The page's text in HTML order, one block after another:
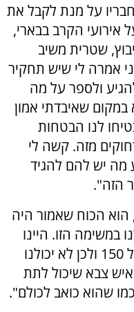
על מנת לקבל את
הקרב בבארי,
שטרית משיב
אמרה לי שיש תחקיר
ולספר על מה
שאיבדתי אמון
לנו הבטחות
מזה. קשה לי
מה יש להם להגיד
הזה".
הכוח שאמור היה
במשימה הזו. היינו
עשרות מול מאות מחבלים, 25 מול 150 ולכן לא יכולנו
צבא שיכול לתת
שהוא כואב לכולם".